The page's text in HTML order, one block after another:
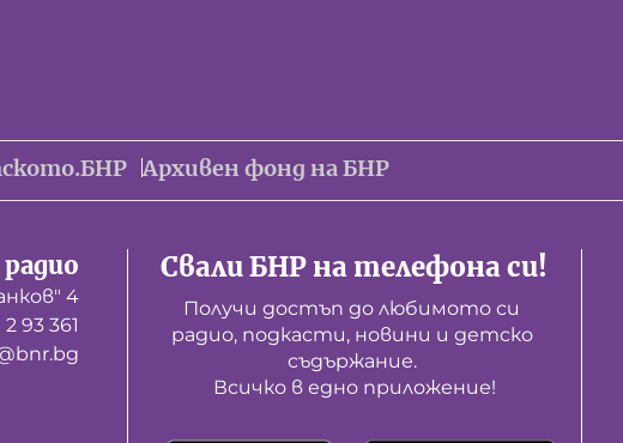
Архивен фонд на БНР
4
93 361
Свали БНР на телефона си!
Получи достъп до любимото си
радио, подкасти, новини и детско
съдържание.
Всичко в едно приложение!